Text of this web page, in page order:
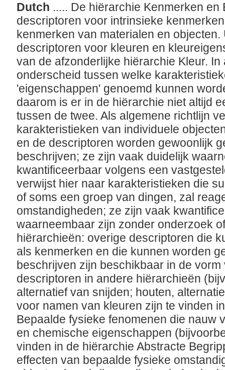
Dutch ..... De hiërarchie Kenmerken
descriptoren voor intrinsieke
kenmerken van materialen en
descriptoren voor kleuren en
van de afzonderlijke hiërarchie Kleur.
onderscheid tussen welke
'eigenschappen' genoemd kunnen
daarom is er in de hiërarchie niet altijd
tussen de twee. Als algemene richtlijn
karakteristieken van individuele
en de descriptoren worden gewoonlijk
beschrijven; ze zijn vaak duidelijk
kwantificeerbaar volgens een
verwijst hier naar karakteristieken die
of soms een groep van dingen, zal
omstandigheden; ze zijn vaak
waarneembaar zijn zonder onderzoek
hiërarchieën: overige descriptoren die
als kenmerken en die kunnen worden
beschrijven zijn beschikbaar in de vorm
descriptoren in andere hiërarchieën
alternatief van snijden; houten,
voor namen van kleuren zijn te vinden
Bepaalde fysieke fenomenen die nauw
en chemische eigenschappen
vinden in de hiërarchie Abstracte
effecten van bepaalde fysieke